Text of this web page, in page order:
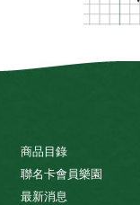
商品目錄
聯名卡會員樂園
最新消息